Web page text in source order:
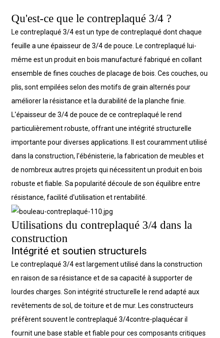
Qu'est-ce que le contreplaqué 3/4 ?
Le contreplaqué 3/4 est un type de contreplaqué dont chaque
feuille a une épaisseur de 3/4 de pouce. Le contreplaqué lui-
même est un produit en bois manufacturé fabriqué en collant
ensemble de fines couches de placage de bois. Ces couches, ou
plis, sont empilées selon des motifs de grain alternés pour
améliorer la résistance et la durabilité de la planche finie.
L'épaisseur de 3/4 de pouce de ce contreplaqué le rend
particulièrement robuste, offrant une intégrité structurelle
importante pour diverses applications. Il est couramment utilisé
dans la construction, l'ébénisterie, la fabrication de meubles et
de nombreux autres projets qui nécessitent un produit en bois
robuste et fiable. Sa popularité découle de son équilibre entre
résistance, facilité d'utilisation et rentabilité.
Utilisations du contreplaqué 3/4 dans la
construction
Intégrité et soutien structurels
Le contreplaqué 3/4 est largement utilisé dans la construction
en raison de sa résistance et de sa capacité à supporter de
lourdes charges. Son intégrité structurelle le rend adapté aux
revêtements de sol, de toiture et de mur. Les constructeurs
préfèrent souvent le contreplaqué 3/4contre-plaquécar il
fournit une base stable et fiable pour ces composants critiques